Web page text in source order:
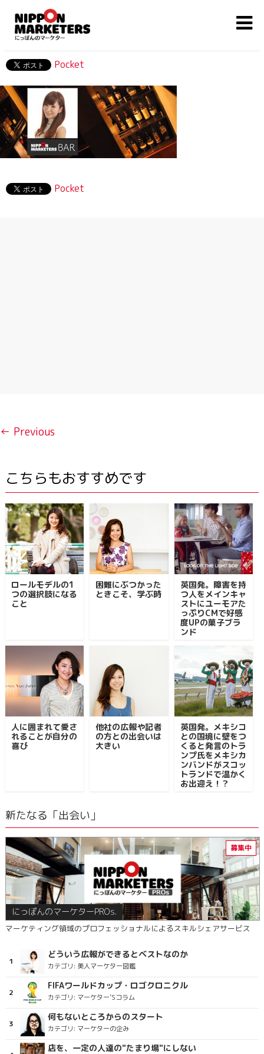
Pocket
Pocket
← Previous
こちらもおすすめです
ロールモデルの1
つの選択肢になる
こと
困難にぶつかった
ときこそ、学ぶ時
英国発。障害を持
つ人をメインキャ
ストにユーモアた
っぷりCMで好感
度UPの菓子ブラ
ンド
人に囲まれて愛さ
れることが自分の
喜び
他社の広報や記者
の方との出会いは
大きい
英国発。メキシコ
との国境に壁をつ
くると発言のトラ
ンプ氏をメキシカ
ンバンドがスコッ
トランドで温かく
お出迎え！？
新たなる「出会い」
にっぽんのマーケターPROs.
マーケティング領域のプロフェッショナルによるスキルシェアサービス
どういう広報ができるとベストなのか
カテゴリ: 美人マーケター図鑑
FIFAワールドカップ・ロゴクロニクル
カテゴリ: マーケター’Sコラム
何もないところからのスタート
カテゴリ: マーケターの企み
店を、一定の人達の"たまり場"にしない